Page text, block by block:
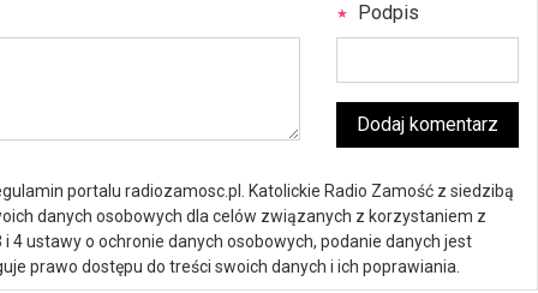
Podpis
Dodaj komentarz
portalu radiozamosc.pl. Katolickie Radio Zamość z siedzibą
danych osobowych dla celów związanych z korzystaniem z
4 ustawy o ochronie danych osobowych, podanie danych jest
prawo dostępu do treści swoich danych i ich poprawiania.